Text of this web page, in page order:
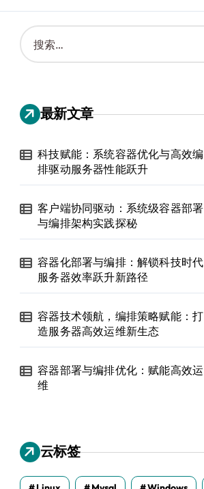
搜
索
：
最新文章
科技赋能：系统容器优化与高效编
排驱动服务器性能跃升
客户端协同驱动：系统级容器部署
与编排架构实践探秘
容器化部署与编排：解锁科技时代
服务器效率跃升新路径
容器技术领航，编排策略赋能：打
造服务器高效运维新生态
容器部署与编排优化：赋能高效运
维
云标签